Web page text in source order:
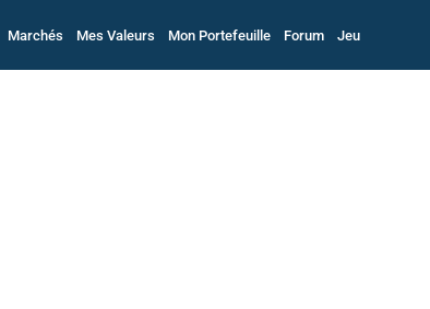
Marchés Mes Valeurs Mon Portefeuille Forum Jeu